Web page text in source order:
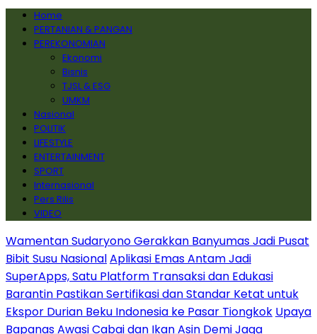
Home
PERTANIAN & PANGAN
PEREKONOMIAN
Ekonomi
Bisnis
TJSL & ESG
UMKM
Nasional
POLITIK
LIFESTYLE
ENTERTAINMENT
SPORT
Internasional
Pers Rilis
VIDEO
Wamentan Sudaryono Gerakkan Banyumas Jadi Pusat
Bibit Susu NasionalAplikasi Emas Antam Jadi
SuperApps, Satu Platform Transaksi dan Edukasi
Barantin Pastikan Sertifikasi dan Standar Ketat untuk
Ekspor Durian Beku Indonesia ke Pasar Tiongkok Upaya
Bapanas Awasi Cabai dan Ikan Asin Demi Jaga